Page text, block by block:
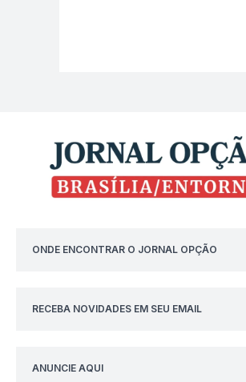
ONDE ENCONTRAR O JORNAL OPÇÃO
RECEBA NOVIDADES EM SEU EMAIL
ANUNCIE AQUI